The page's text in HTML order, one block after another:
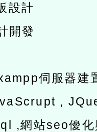
設計
開發
伺服器建
,
,網站seo優化